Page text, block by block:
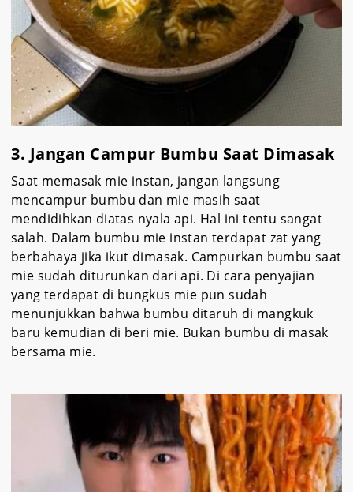
3. Jangan Campur Bumbu Saat Dimasak
Saat memasak mie instan, jangan langsung
mencampur bumbu dan mie masih saat
mendidihkan diatas nyala api. Hal ini tentu sangat
salah. Dalam bumbu mie instan terdapat zat yang
berbahaya jika ikut dimasak. Campurkan bumbu saat
mie sudah diturunkan dari api. Di cara penyajian
yang terdapat di bungkus mie pun sudah
menunjukkan bahwa bumbu ditaruh di mangkuk
baru kemudian di beri mie. Bukan bumbu di masak
bersama mie.